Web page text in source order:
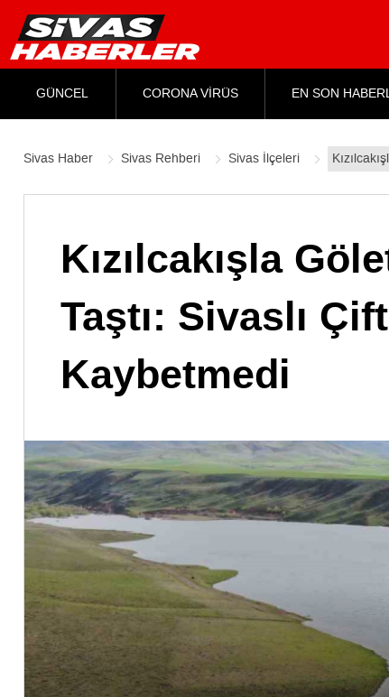
GÜNCEL CORONA VİRÜS EN SON
Sivas Haber Sivas Rehberi Sivas İlçeleri
Kızılcakışla
Taştı: Sivaslı
Kaybetmedi